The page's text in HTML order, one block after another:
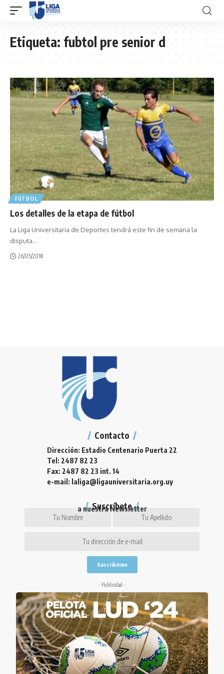
Etiqueta:fubtol pre senior d
FÚTBOL
Los detalles de la etapa de fútbol
La Liga Universitaria de Deportes tendrá este fin de semana la
disputa…
26/05/2018
Contacto
Dirección: Estadio Centenario Puerta 22
Tel: 2487 82 23
Fax: 2487 82 23 int. 14
e-mail: laliga@ligauniversitaria.org.uy
Suscríbete
a nuestra Newsletter
- Publicidad -